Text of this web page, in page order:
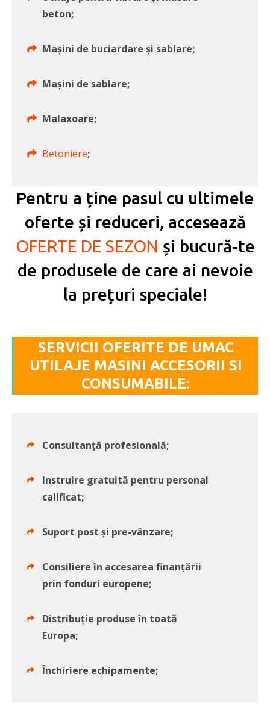
beton;
Mașini de buciardare și sablare;
Mașini de sablare;
Malaxoare;
Betoniere;
Pentru a ține pasul cu ultimele
oferte și reduceri, accesează
OFERTE DE SEZON și bucură-te
de produsele de care ai nevoie
la prețuri speciale!
SERVICII OFERITE DE UMAC
UTILAJE MASINI ACCESORII SI
CONSUMABILE:
Consultanță profesională;
Instruire gratuită pentru personal
calificat;
Suport post și pre-vânzare;
Consiliere în accesarea finanțării
prin fonduri europene;
Distribuție produse în toată
Europa;
Închiriere echipamente;